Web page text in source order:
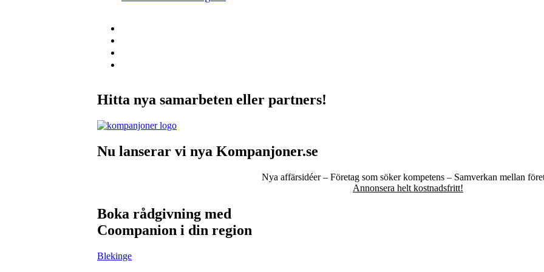
Hitta nya samarbeten eller partners!
Nu lanserar vi nya Kompanjoner.se
Nya affärsidéer – Företag som söker kompetens – Samverkan mellan
Annonsera helt kostnadsfritt!
Boka rådgivning med
Coompanion i din region
Blekinge